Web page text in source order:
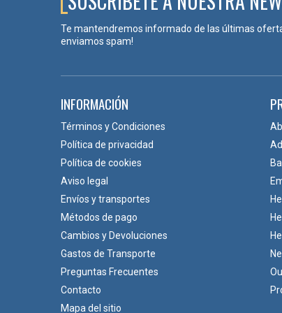
El pernio es una solución clásica y robusta para
✅SUMINISTROS LOZANO |
En Suministros Lozano trabajamos soluciones
Código
365100D
365100I
Te mantendremos informado de las últimas
enviamos spam!
INFORMACIÓN
Términos y Condiciones
Política de privacidad
Política de cookies
Aviso legal
Envíos y transportes
Métodos de pago
Cambios y Devoluciones
Gastos de Transporte
Preguntas Frecuentes
Contacto
Mapa del sitio